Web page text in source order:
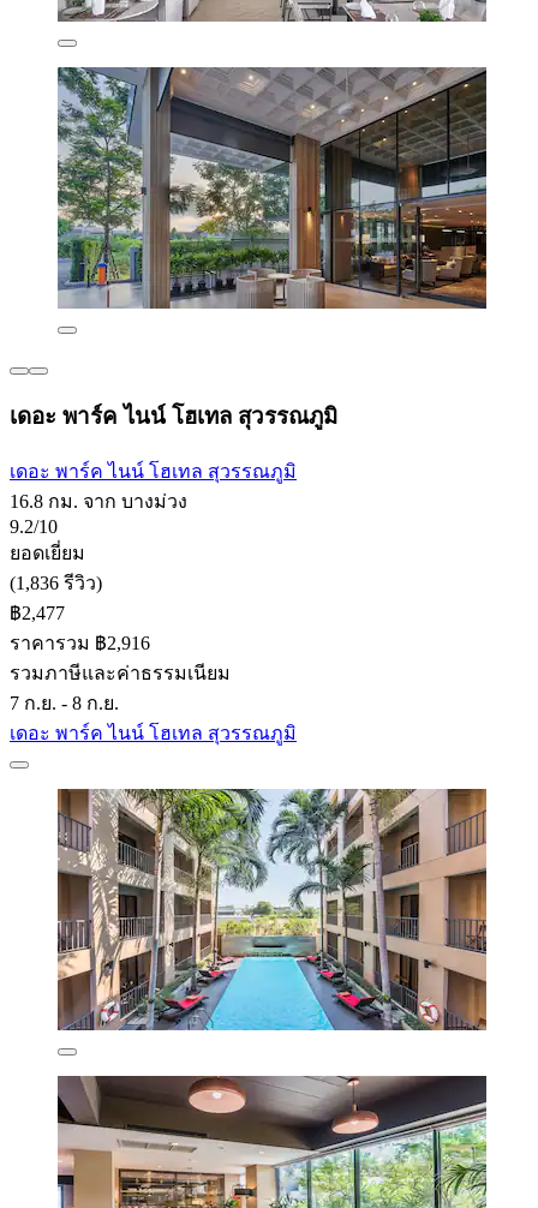
เดอะ พาร์ค ไนน์ โฮเทล สุวรรณภูมิ
เดอะ พาร์ค ไนน์ โฮเทล สุวรรณภูมิ
16.8 กม. จาก บางม่วง
9.2/10
ยอดเยี่ยม
(1,836 รีวิว)
฿2,477
ราคารวม ฿2,916
รวมภาษีและค่าธรรมเนียม
7 ก.ย. - 8 ก.ย.
เดอะ พาร์ค ไนน์ โฮเทล สุวรรณภูมิ